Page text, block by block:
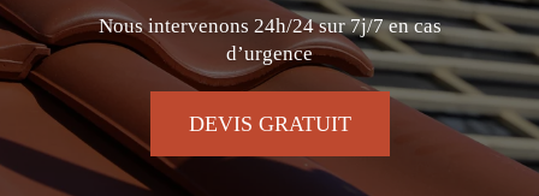
Nous intervenons 24h/24 sur 7j/7 en cas
d’urgence
DEVIS GRATUIT